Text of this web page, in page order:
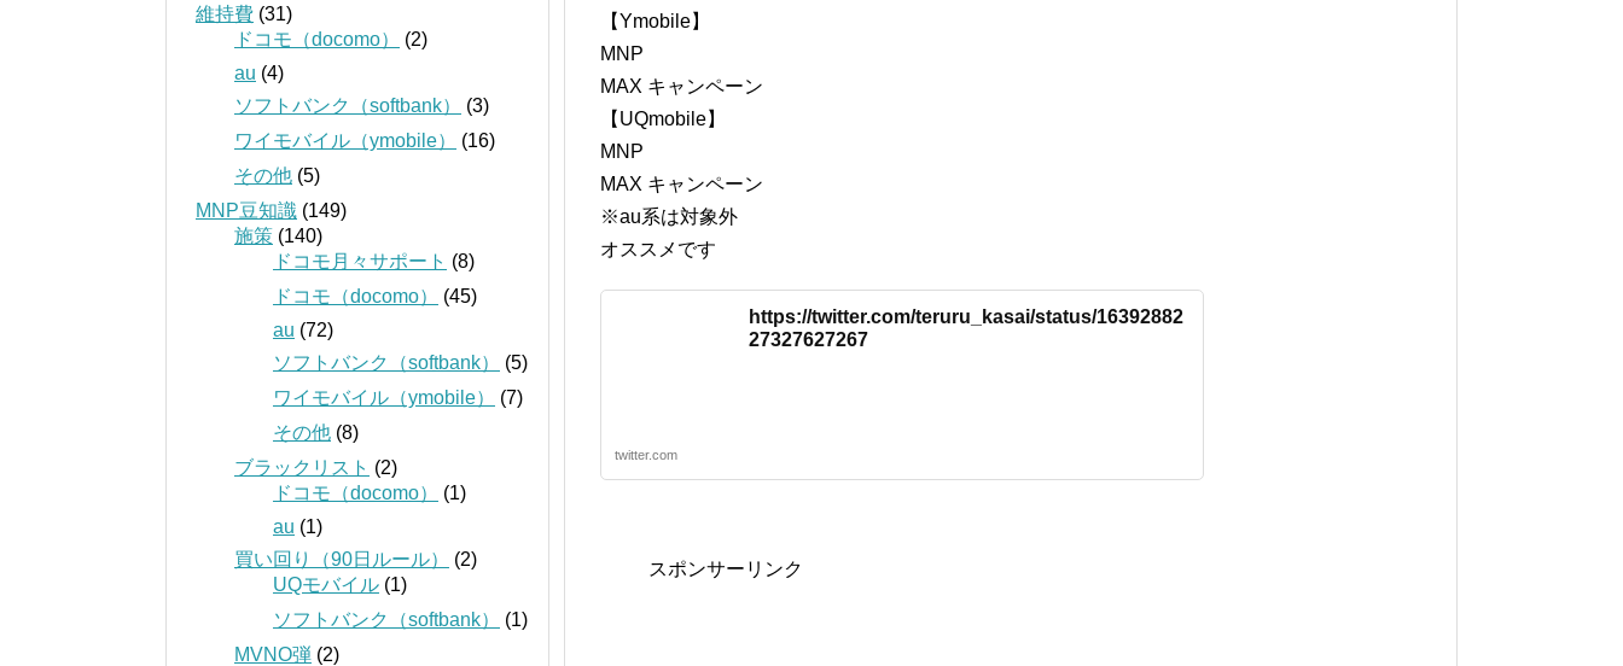
【Ymobile】
MNP
MAX キャンペーン
【UQmobile】
MNP
MAX キャンペーン
※au系は対象外
オススメです
https://twitter.com/teruru_kasai/status/16392882
27327627267
twitter.com
スポンサーリンク
維持費 (31)
ドコモ（docomo）
(2)
au (4)
ソフトバンク（softbank）
(3)
ワイモバイル（ymobile）
(16)
その他 (5)
MNP豆知識 (149)
施策 (140)
ドコモ月々サポート (8)
ドコモ（docomo）
(45)
au (72)
ソフトバンク（softbank）
(5)
ワイモバイル（ymobile）
(7)
その他 (8)
ブラックリスト (2)
ドコモ（docomo）
(1)
au (1)
買い回り（90日ルール）
(2)
UQモバイル (1)
ソフトバンク（softbank）
(1)
MVNO弾 (2)